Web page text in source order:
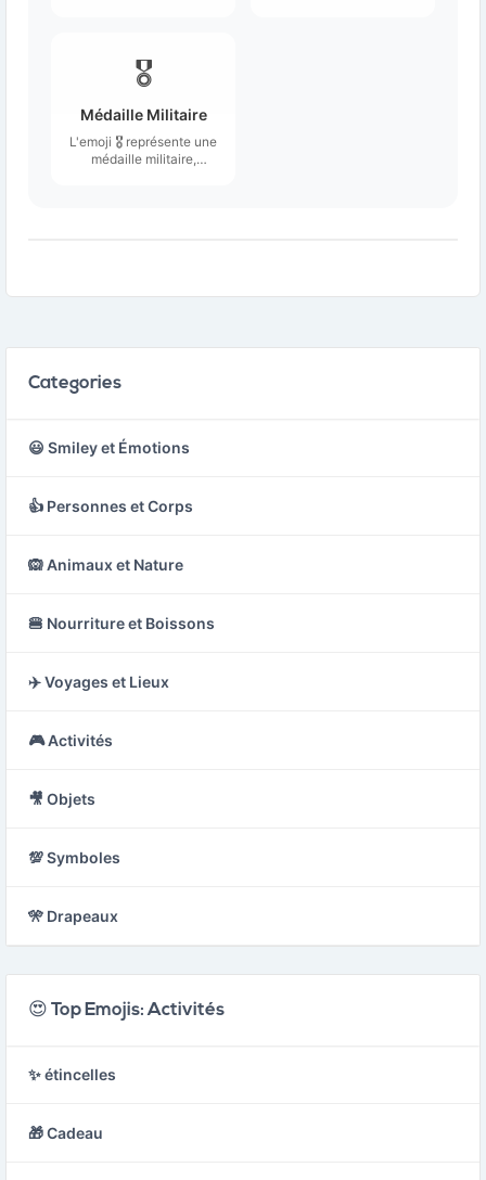
suspendue à un ruban.
🎖️
Médaille Militaire
L'emoji 🎖️ représente une
médaille militaire,
Categories
😃 Smiley et Émotions
👍 Personnes et Corps
🙉 Animaux et Nature
🍔 Nourriture et Boissons
✈️ Voyages et Lieux
🎮 Activités
🎥 Objets
💯 Symboles
🎌 Drapeaux
😍 Top Emojis: Activités
✨ étincelles
🎁 Cadeau